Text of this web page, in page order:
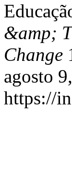
&amp;
Change
agosto
https://